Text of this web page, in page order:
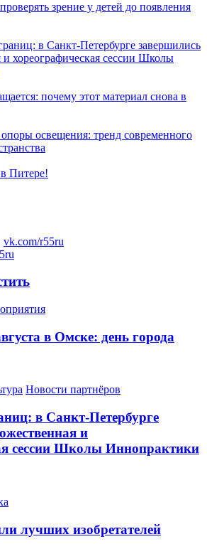
зрение у детей до появления
в Санкт-Петербурге завершились
и хореографическая сессии Школы
почему этот материал снова в
освещения: тренд современного
Питере!
vk.com/r55ru
в Омске: день города
Новости партнёров
в Санкт-Петербурге
и
сессии Школы Иннопрактики
лучших изобретателей